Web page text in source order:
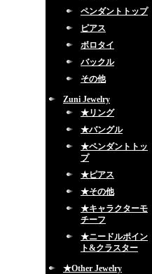
ペンダントトップ
ピアス
ボロタイ
バックル
その他
Zuni Jewelry
★リング
★バングル
★ペンダントトッ
プ
★ピアス
★その他
★キャラクターモ
チーフ
★ニードルポイン
ト&クラスター
★Other Jewelry